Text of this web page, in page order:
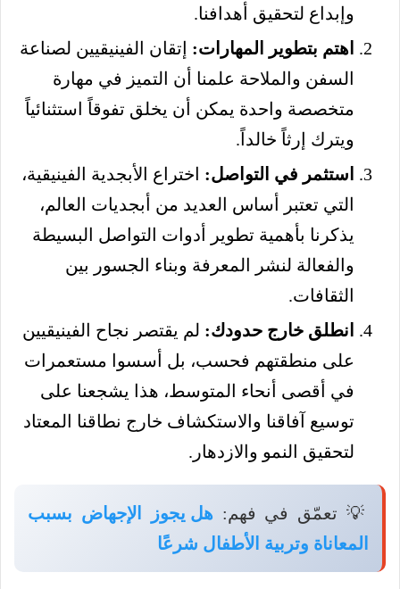
وإبداع لتحقيق أهدافنا.
اهتم بتطوير المهارات: إتقان الفينيقيين لصناعة
السفن والملاحة علمنا أن التميز في مهارة
متخصصة واحدة يمكن أن يخلق تفوقاً استثنائياً
ويترك إرثاً خالداً.
استثمر في التواصل: اختراع الأبجدية الفينيقية،
التي تعتبر أساس العديد من أبجديات العالم،
يذكرنا بأهمية تطوير أدوات التواصل البسيطة
والفعالة لنشر المعرفة وبناء الجسور بين
الثقافات.
انطلق خارج حدودك: لم يقتصر نجاح الفينيقيين
على منطقتهم فحسب، بل أسسوا مستعمرات
في أقصى أنحاء المتوسط، هذا يشجعنا على
توسيع آفاقنا والاستكشاف خارج نطاقنا المعتاد
لتحقيق النمو والازدهار.
💡 تعمّق في فهم:هل يجوز الإجهاض بسبب
المعاناة وتربية الأطفال شرعًا